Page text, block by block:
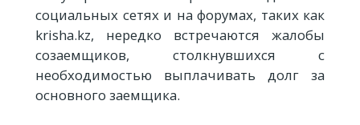
социальных сетях и на форумах, таких как
krisha.kz, нередко встречаются жалобы
созаемщиков, столкнувшихся с
необходимостью выплачивать долг за
основного заемщика.